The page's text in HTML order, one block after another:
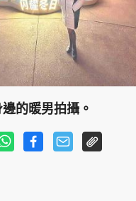
的暖男拍攝。